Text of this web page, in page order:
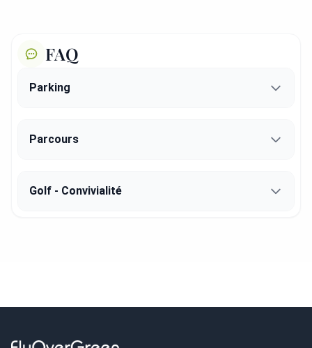
FAQ
Parking
Parcours
Golf - Convivialité